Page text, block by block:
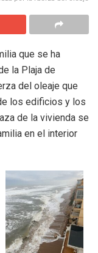
que se ha
la Plaja de
del oleaje que
los edificios y los
de la vivienda se
en el interior